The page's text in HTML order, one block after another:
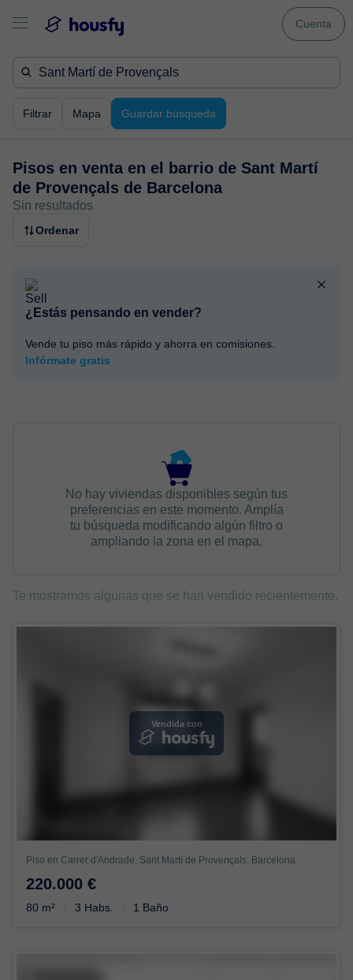
Cuenta
Filtrar Mapa Guardar búsqueda
Pisos en venta en el barrio de Sant Martí
de Provençals de Barcelona
Sin resultados
Ordenar
¿Estás pensando en vender?
Vende tu piso más rápido y ahorra en comisiones.
Infórmate gratis
No hay viviendas disponibles según tus
preferencias en este momento. Amplía
tu búsqueda modificando algún filtro o
ampliando la zona en el mapa.
Te mostramos algunas que se han vendido recientemente.
Vendida con
Piso en Carrer d'Andrade, Sant Martí de Provençals, Barcelona
220.000 €
80 m² 3 Habs. 1 Baño